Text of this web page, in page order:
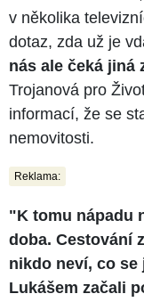
v několika
dotaz, zda už je
nás ale čeká jiná
Trojanová pro
informací, že se
nemovitosti.
Reklama:
"K tomu nápadu
doba. Cestování
nikdo neví, co se
Lukášem začali